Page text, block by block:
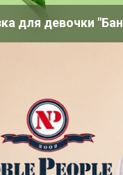
1 августа, 2022 11:39
для девочки